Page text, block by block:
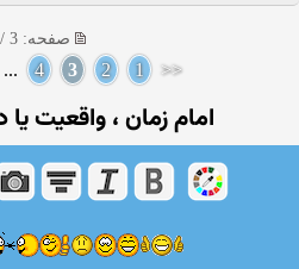
صفحه: 3 / 14
<<
1
2
3
4
امام زمان ، واقعیت